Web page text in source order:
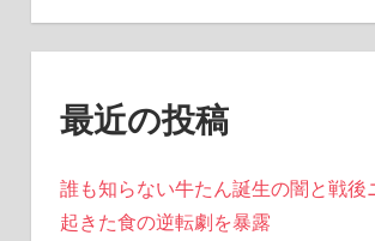
最近の投稿
誰も知らない牛たん誕生の闇と戦後
起きた食の逆転劇を暴露